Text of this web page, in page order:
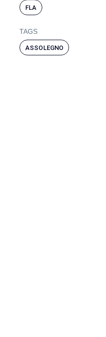
FLA
TAGS
ASSOLEGNO